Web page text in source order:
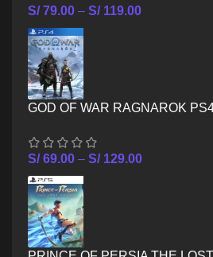
S/79.00 – S/119.00
GOD OF WAR RAGNAROK
S/69.00 – S/129.00